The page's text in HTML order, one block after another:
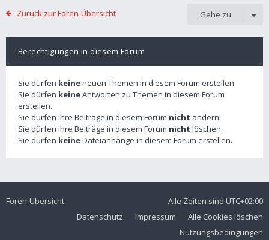
Zurück zur Foren-Übersicht Gehe zu
Berechtigungen in diesem Forum
Sie dürfen keineneuen Themen in diesem Forum erstellen.
Sie dürfen keineAntworten zu Themen in diesem Forum
erstellen.
Sie dürfen Ihre Beiträge in diesem Forum nicht ändern.
Sie dürfen Ihre Beiträge in diesem Forum nicht löschen.
Sie dürfen keineDateianhänge in diesem Forum erstellen.
Foren-Übersicht Alle Zeiten sind UTC+02:00
Alle Cookies löschen
Impressum
Datenschutz
Nutzungsbedingungen